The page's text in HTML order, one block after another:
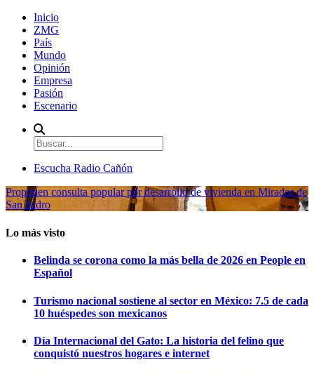
Inicio
ZMG
País
Mundo
Opinión
Empresa
Pasión
Escenario
Escucha Radio Cañón
Proponen consulta popular por desarrollo de vivienda en Mirador de
San Isidro
Lo más visto
Belinda se corona como la más bella de 2026 en People en
Español
Turismo nacional sostiene al sector en México: 7.5 de cada
10 huéspedes son mexicanos
Día Internacional del Gato: La historia del felino que
conquistó nuestros hogares e internet